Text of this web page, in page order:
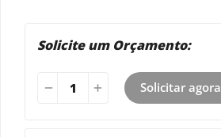
Solicite um Orçamento:
Solicitar agora